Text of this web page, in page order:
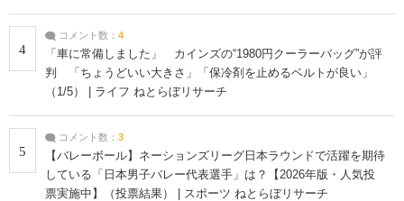
4
コメント数： 4
「車に常備しました」 カインズの“1980円クーラーバッグ”が評
判 「ちょうどいい大きさ」「保冷剤を止めるベルトが良い」
（1/5） | ライフ ねとらぼリサーチ
5
コメント数： 3
【バレーボール】ネーションズリーグ日本ラウンドで活躍を期待
している「日本男子バレー代表選手」は？【2026年版・人気投
票実施中】（投票結果） | スポーツ ねとらぼリサーチ